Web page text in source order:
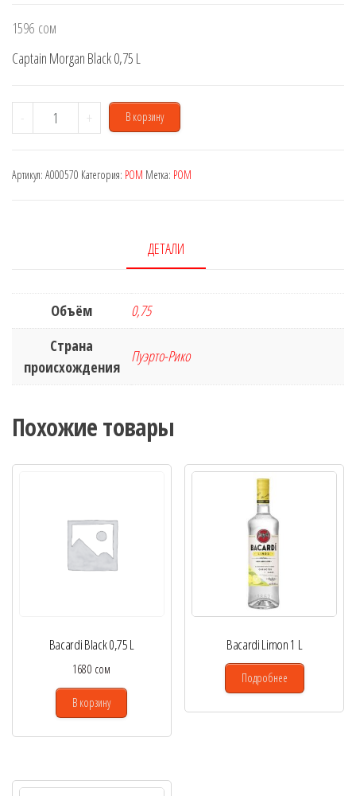
1596 сом
Captain Morgan Black 0,75 L
-
Количество
товара
Morgan
+ В корзину
Артикул: A000570 Категория: РОМ Метка: РОМ
ДЕТАЛИ
Объём
0,75
Страна
происхождения
Пуэрто-Рико
Похожие товары
Bacardi Black 0,75 L
1680 сом
В корзину
Bacardi Limon 1 L
Подробнее